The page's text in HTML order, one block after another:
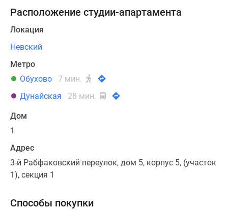
Расположение студии-апартамента
Локация
Невский
Метро
Обухово
7 мин.
Дунайская
28 мин.
Дом
1
Адрес
3-й Рабфаковский переулок, дом 5, корпус 5, (участок
1), секция 1
Способы покупки